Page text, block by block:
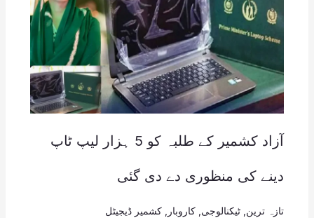
آزاد کشمیر کے طلبہ کو 5 ہزار لیپ ٹاپ
دینے کی منظوری دے دی گئی
تازہ ترین ٹیکنالوجی کاروبار کشمیر ڈیجیٹل